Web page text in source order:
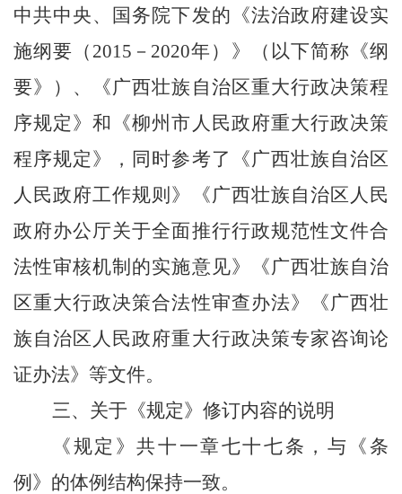
中共中央、国务院下发的《法治政府建设实
施纲要（ 2015 － 2020年）》（以下简称《纲
要》） 、《广西壮族自治区重大行政决策程
序规定》和《柳州市人民政府重大行政决策
程序规定》
，同时参考了《广西壮族自治区
人民政府工作规则》《广西壮族自治区人民
政府办公厅关于全面推行行政规范性文件合
法性审核机制的实施意见》《广西壮族自治
区重大行政决策合法性审查办法》《广西壮
族自治区人民政府重大行政决策专家咨询论
证办法》等文件。
三、关于《规定》修订内容的说明
《规定》共十一章七十七条，与《条
例》的体例结构保持一致。